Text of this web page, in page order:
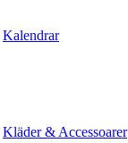
Kalendrar
Kläder & Accessoarer